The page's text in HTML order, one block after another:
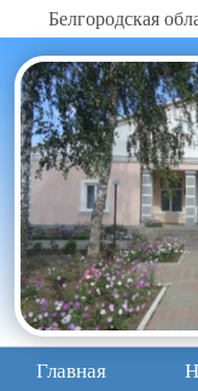
Белгородская
Главная